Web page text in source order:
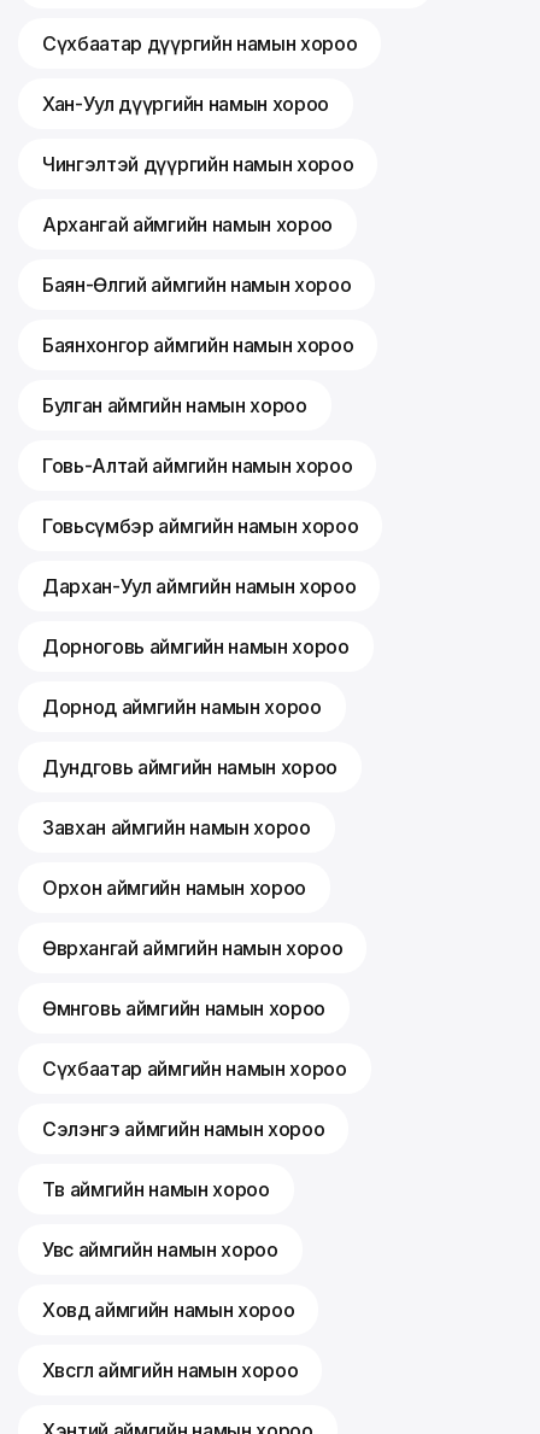
Сүхбаатар дүүргийн намын хороо
Хан-Уул дүүргийн намын хороо
Чингэлтэй дүүргийн намын хороо
Архангай аймгийн намын хороо
Баян-Өлгий аймгийн намын хороо
Баянхонгор аймгийн намын хороо
Булган аймгийн намын хороо
Говь-Алтай аймгийн намын хороо
Говьсүмбэр аймгийн намын хороо
Дархан-Уул аймгийн намын хороо
Дорноговь аймгийн намын хороо
Дорнод аймгийн намын хороо
Дундговь аймгийн намын хороо
Завхан аймгийн намын хороо
Орхон аймгийн намын хороо
Өвөрхангай аймгийн намын хороо
Өмнөговь аймгийн намын хороо
Сүхбаатар аймгийн намын хороо
Сэлэнгэ аймгийн намын хороо
Төв аймгийн намын хороо
Увс аймгийн намын хороо
Ховд аймгийн намын хороо
Хөвсгөл аймгийн намын хороо